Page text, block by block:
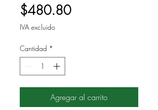
$480.80Precio
IVA excluido
Cantidad *
Agregar al carrito